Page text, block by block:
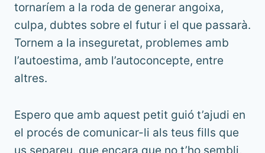
tornaríem a la roda de generar angoixa,
culpa, dubtes sobre el futur i el que passarà.
Tornem a la inseguretat, problemes amb
l’autoestima, amb l’autoconcepte, entre
altres.
Espero que amb aquest petit guió t’ajudi en
el procés de comunicar-li als teus fills que